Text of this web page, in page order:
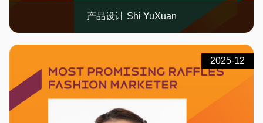
产品设计 Shi YuXuan
2025-12